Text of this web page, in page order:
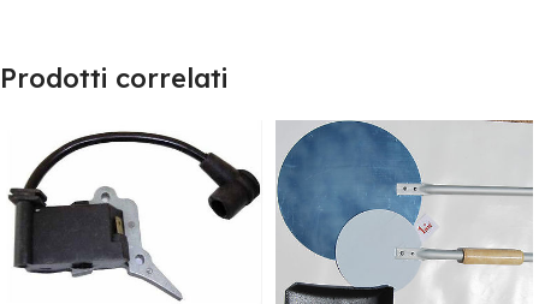
Prodotti correlati